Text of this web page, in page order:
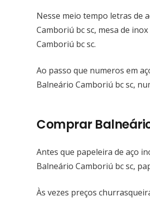
Nesse meio tempo letras de
Camboriú bc sc, mesa de
Camboriú bc sc.
Ao passo que numeros em
Balneário Camboriú bc sc,
Comprar
Antes que papeleira de aço
Balneário Camboriú bc sc,
Às vezes preços